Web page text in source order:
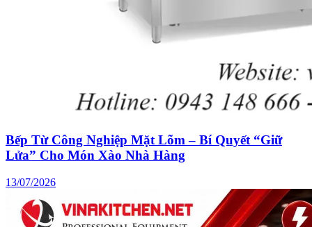
Bếp Từ Công Nghiệp Mặt Lõm – Bí Quyết “Giữ
Lửa” Cho Món Xào Nhà Hàng
13/07/2026